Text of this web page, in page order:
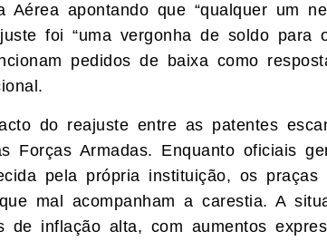
Aérea apontando que “qualquer um
foi “uma vergonha de soldo para
pedidos de baixa como
do reajuste entre as patentes
Forças Armadas. Enquanto oficiais
pela própria instituição, os
mal acompanham a carestia. A
de inflação alta, com aumentos